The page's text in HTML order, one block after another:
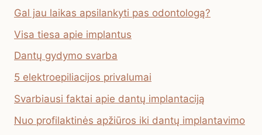
Gal jau laikas apsilankyti pas odontologą?
Visa tiesa apie implantus
Dantų gydymo svarba
5 elektroepiliacijos privalumai
Svarbiausi faktai apie dantų implantaciją
Nuo profilaktinės apžiūros iki dantų implantavimo